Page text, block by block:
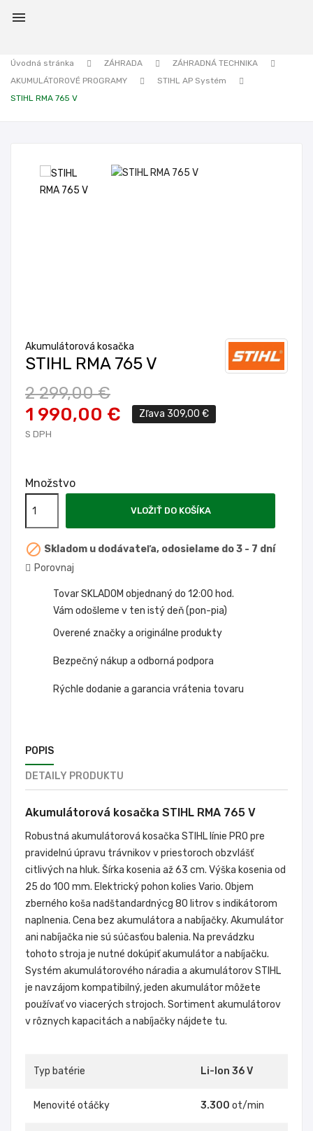

Úvodná stránka ZÁHRADA
ZÁHRADNÁ TECHNIKA
AKUMULÁTOROVÉ PROGRAMY
STIHL AP Systém
STIHL RMA 765 V
Akumulátorová kosačka
STIHL RMA 765 V
2 299,00 €
1 990,00 € Zľava 309,00 €
S DPH
Množstvo
VLOŽIŤ DO KOŠÍKA
 Skladom u dodávateľa, odosielame do 3 - 7 dní
Porovnaj
Tovar SKLADOM objednaný do 12:00 hod.
Vám odošleme v ten istý deň (pon-pia)
Overené značky a originálne produkty
Bezpečný nákup a odborná podpora
Rýchle dodanie a garancia vrátenia tovaru
POPIS
DETAILY PRODUKTU
Akumulátorová kosačka STIHL RMA 765 V
Robustná akumulátorová kosačka STIHL línie PRO pre
pravidelnú úpravu trávnikov v priestoroch obzvlášť
citlivých na hluk. Šírka kosenia až 63 cm. Výška kosenia od
25 do 100 mm. Elektrický pohon kolies Vario. Objem
zberného koša nadštandardnýcg 80 litrov s indikátorom
naplnenia. Cena bez akumulátora a nabíjačky. Akumulátor
ani nabíjačka nie sú súčasťou balenia. Na prevádzku
tohoto stroja je nutné dokúpiť akumulátor a nabíjačku.
Systém akumulátorového náradia a akumulátorov STIHL
je navzájom kompatibilný, jeden akumulátor môžete
používať vo viacerých strojoch. Sortiment akumulátorov
v rôznych kapacitách a nabíjačky nájdete tu.
Typ batérie Li-Ion 36 V
Menovité otáčky 3.300 ot/min